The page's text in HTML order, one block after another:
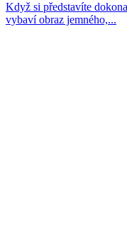
Když si představíte
vybaví obraz jemného,...